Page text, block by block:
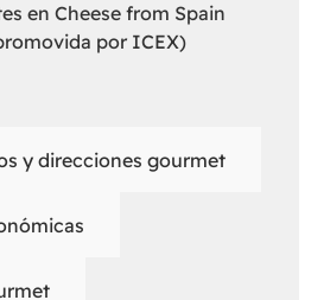
en Cheese from Spain
por ICEX)
y direcciones gourmet